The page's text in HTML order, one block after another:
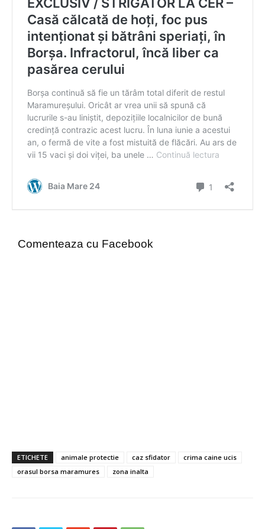
Comenteaza cu Facebook
ETICHETE animale protectie caz sfidator
crima caine ucis
orasul borsa maramures
zona inalta